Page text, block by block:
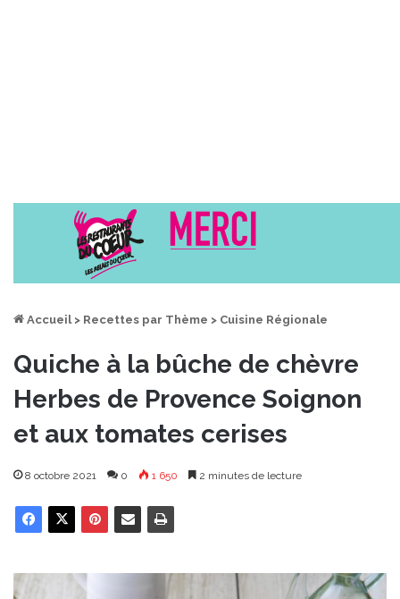
Accueil > Recettes par Thème > Cuisine Régionale
Quiche à la bûche de chèvre
Herbes de Provence Soignon
et aux tomates cerises
8 octobre 2021 0 1 650 2 minutes de lecture